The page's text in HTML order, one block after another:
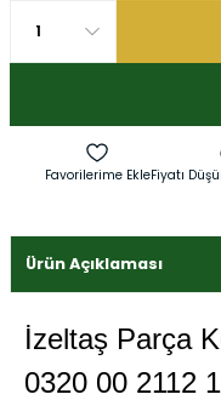
Fiyatı
Ürün Açıklaması
İzeltaş Parça
0320 00 2112